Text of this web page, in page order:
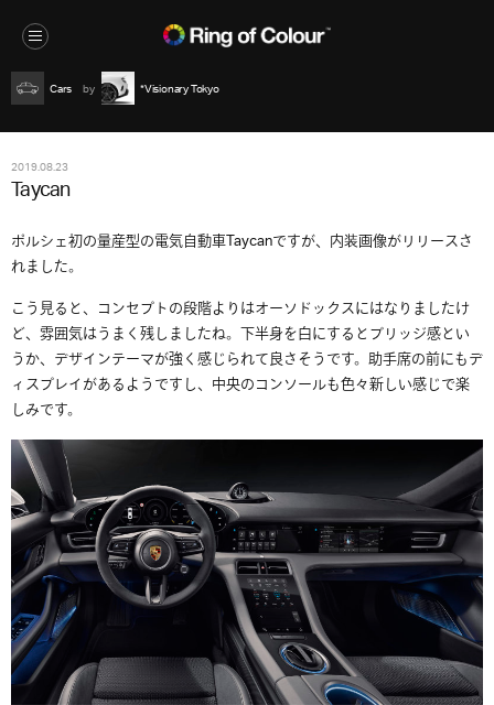
Cars *Visionary Tokyo
2019.08.23
Taycan
ポルシェ初の量産型の電気自動車Taycanですが、内装画像がリリースさ
れました。
こう見ると、コンセプトの段階よりはオーソドックスにはなりましたけ
ど、雰囲気はうまく残しましたね。下半身を白にするとブリッジ感とい
うか、デザインテーマが強く感じられて良さそうです。助手席の前にもデ
ィスプレイがあるようですし、中央のコンソールも色々新しい感じで楽
しみです。